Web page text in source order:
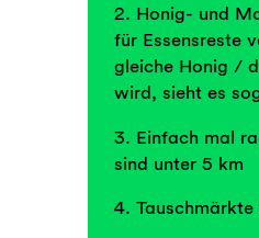
2. Honig- und
für Essensreste
gleiche Honig /
wird, sieht es
3. Einfach mal
sind unter 5 km
4. Tauschmärkte